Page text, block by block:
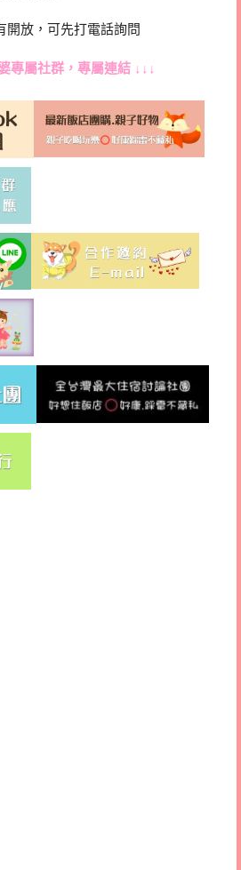
開放，可先打電話詢問
專屬社群 ，專屬連結 ↓↓↓